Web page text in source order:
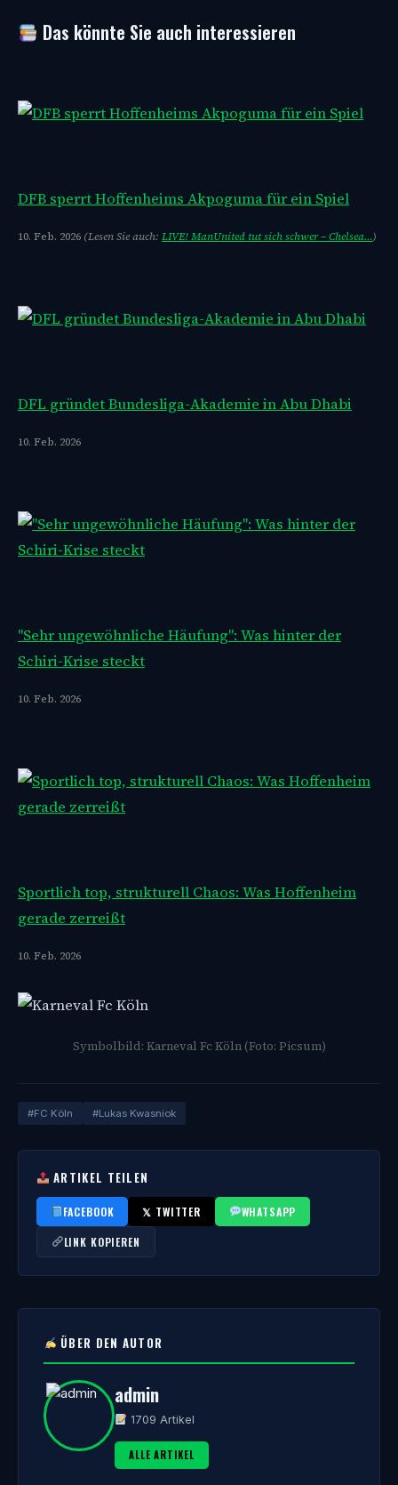
Das könnte Sie auch interessieren
DFB sperrt Hoffenheims Akpoguma für ein Spiel
10. Feb. 2026 (Lesen Sie auch: LIVE! ManUnited tut sich schwer – Chelsea…)
DFL gründet Bundesliga-Akademie in Abu Dhabi
10. Feb. 2026
"Sehr ungewöhnliche Häufung": Was hinter der
Schiri-Krise steckt
10. Feb. 2026
Sportlich top, strukturell Chaos: Was Hoffenheim
gerade zerreißt
10. Feb. 2026
Symbolbild: Karneval Fc Köln (Foto: Picsum)
#FC Köln #Lukas Kwasniok
ARTIKEL TEILEN
FACEBOOK 𝕏 TWITTER
WHATSAPP
LINK KOPIEREN
ÜBER DEN AUTOR
admin
1709 Artikel
ALLE ARTIKEL